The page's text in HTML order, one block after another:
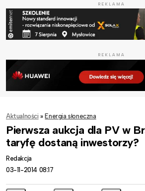
REKLAMA
REKLAMA
Aktualności » Energia słoneczna
Pierwsza aukcja dla PV w
taryfę dostaną inwestorzy?
Redakcja
03-11-2014 08:17